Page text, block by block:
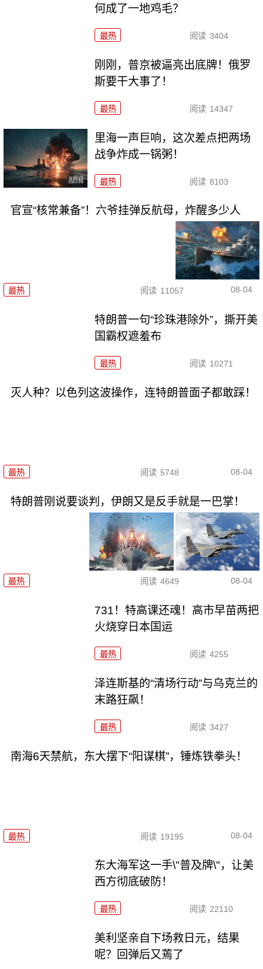
何成了一地鸡毛？
最热 阅读 3404
刚刚，普京被逼亮出底牌！俄罗
斯要干大事了！
最热 阅读 14347
里海一声巨响，这次差点把两场
战争炸成一锅粥！
最热 阅读 8103
官宣“核常兼备”！六爷挂弹反航母，炸醒多少人
最热 阅读 11057 08-04
特朗普一句“珍珠港除外”，撕开美
国霸权遮羞布
最热 阅读 10271
灭人种？以色列这波操作，连特朗普面子都敢踩！
最热 阅读 5748 08-04
特朗普刚说要谈判，伊朗又是反手就是一巴掌！
最热 阅读 4649 08-04
731！特高课还魂！高市早苗两把
火烧穿日本国运
最热 阅读 4255
泽连斯基的“清场行动”与乌克兰的
末路狂飙！
最热 阅读 3427
南海6天禁航，东大摆下“阳谋棋”，锤炼铁拳头！
最热 阅读 19195 08-04
东大海军这一手\"普及牌\"，让美
西方彻底破防！
最热 阅读 22110
美利坚亲自下场救日元，结果
呢？回弹后又蔫了